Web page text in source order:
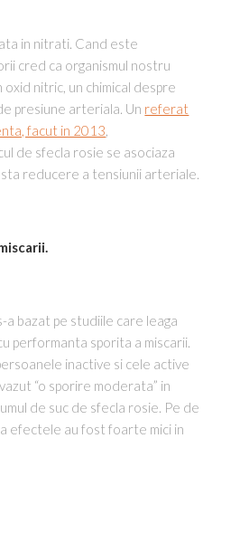
in nitrati. Cand este
cred ca organismul nostru
nitric, un chimical despre
presiune arteriala. Un referat
facut in 2013
de sfecla rosie se asociaza
reducere a tensiunii arteriale.
a bazat pe studiile care leaga
performanta sporita a miscarii.
inactive si cele active
“o sporire moderata” in
de suc de sfecla rosie. Pe de
efectele au fost foarte mici in